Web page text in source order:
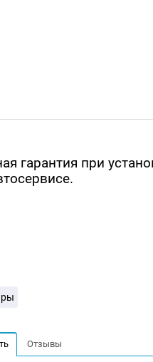
гарантия при
Отзывы